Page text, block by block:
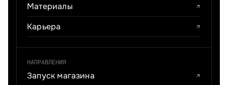
Материалы
Карьера
НАПРАВЛЕНИЯ
Запуск магазина